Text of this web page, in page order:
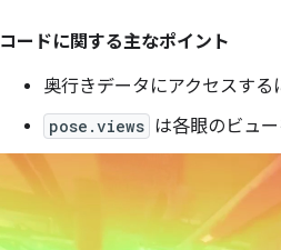
コードに関する主なポイント
奥行きデータにアクセスする
pose.views は各眼のビュ